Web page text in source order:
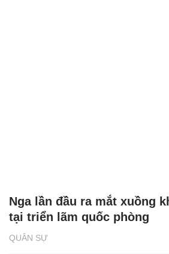
QUÂN SỰ
Nga lần đầu ra mắt xuồng
tại triển lãm quốc phòng